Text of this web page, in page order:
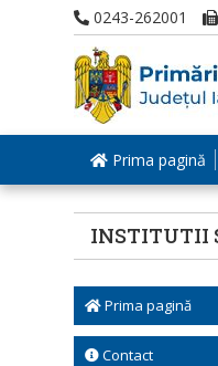
0243-262001
Prima pagină
INSTITUTII
Prima pagină
Contact